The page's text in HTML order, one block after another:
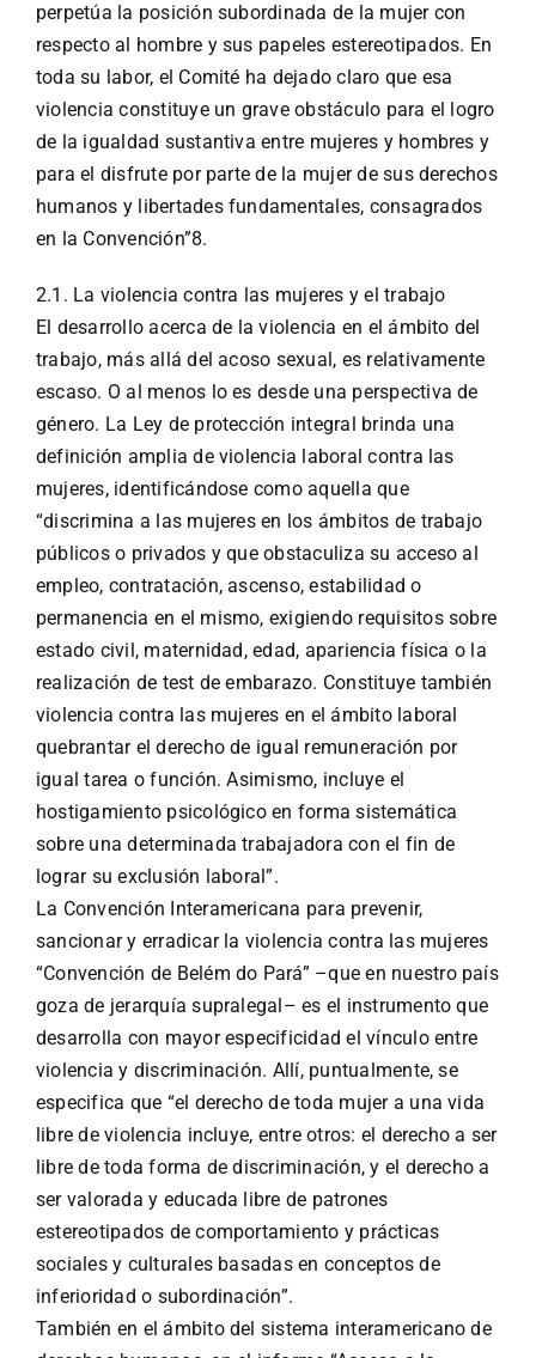
perpetúa la posición subordinada de la mujer con
respecto al hombre y sus papeles estereotipados. En
toda su labor, el Comité ha dejado claro que esa
violencia constituye un grave obstáculo para el logro
de la igualdad sustantiva entre mujeres y hombres y
para el disfrute por parte de la mujer de sus derechos
humanos y libertades fundamentales, consagrados
en la Convención”8.
2.1. La violencia contra las mujeres y el trabajo
El desarrollo acerca de la violencia en el ámbito del
trabajo, más allá del acoso sexual, es relativamente
escaso. O al menos lo es desde una perspectiva de
género. La Ley de protección integral brinda una
definición amplia de violencia laboral contra las
mujeres, identificándose como aquella que
“discrimina a las mujeres en los ámbitos de trabajo
públicos o privados y que obstaculiza su acceso al
empleo, contratación, ascenso, estabilidad o
permanencia en el mismo, exigiendo requisitos sobre
estado civil, maternidad, edad, apariencia física o la
realización de test de embarazo. Constituye también
violencia contra las mujeres en el ámbito laboral
quebrantar el derecho de igual remuneración por
igual tarea o función. Asimismo, incluye el
hostigamiento psicológico en forma sistemática
sobre una determinada trabajadora con el fin de
lograr su exclusión laboral”.
La Convención Interamericana para prevenir,
sancionar y erradicar la violencia contra las mujeres
“Convención de Belém do Pará” –que en nuestro país
goza de jerarquía supralegal– es el instrumento que
desarrolla con mayor especificidad el vínculo entre
violencia y discriminación. Allí, puntualmente, se
especifica que “el derecho de toda mujer a una vida
libre de violencia incluye, entre otros: el derecho a ser
libre de toda forma de discriminación, y el derecho a
ser valorada y educada libre de patrones
estereotipados de comportamiento y prácticas
sociales y culturales basadas en conceptos de
inferioridad o subordinación”.
También en el ámbito del sistema interamericano de